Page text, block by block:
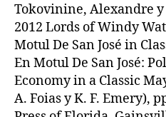
Tokovinine, Alexandre
2012 Lords of Windy
Motul De San José in
En Motul De San José:
Economy in a Classic
A. Foias y K. F. Emery),